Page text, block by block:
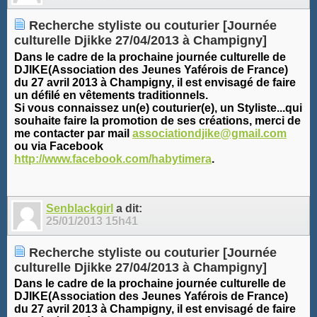
Recherche styliste ou couturier [Journée
culturelle Djikke 27/04/2013 à Champigny]
Dans le cadre de la prochaine journée culturelle de
DJIKE(Association des Jeunes Yaférois de France)
du 27 avril 2013 à Champigny, il est envisagé de faire
un défilé en vêtements traditionnels.
Si vous connaissez un(e) couturier(e), un Styliste...qui
souhaite faire la promotion de ses créations, merci de
me contacter par mail associationdjike@gmail.com
ou via Facebook
http://www.facebook.com/habytimera.
Senblackgirl a dit:
25/01/2013 15h41
Recherche styliste ou couturier [Journée
culturelle Djikke 27/04/2013 à Champigny]
Dans le cadre de la prochaine journée culturelle de
DJIKE(Association des Jeunes Yaférois de France)
du 27 avril 2013 à Champigny, il est envisagé de faire